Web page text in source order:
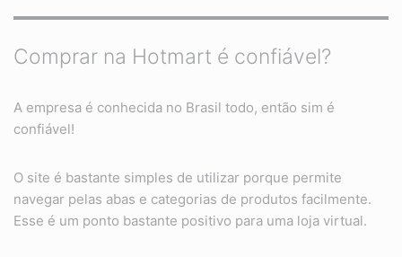
Comprar na Hotmart é confiável?
A empresa é conhecida no Brasil todo, então sim é
confiável!
O site é bastante simples de utilizar porque permite
navegar pelas abas e categorias de produtos facilmente.
Esse é um ponto bastante positivo para uma loja virtual.